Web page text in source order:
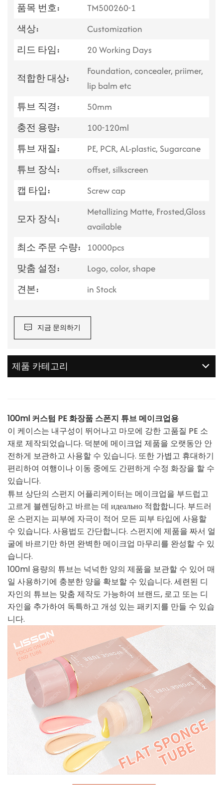
품목 번호:
TM500260-1
색상:
Customization
리드 타임:
20 Working Days
적합한 대상:
Foundation, concealer, priimer,
lip balm etc
튜브 직경:
50mm
충전 용량:
100-120ml
튜브 재질:
PE, PCR, AL-plastic, Sugarcane
튜브 장식:
offset, silkscreen
캡 타입:
Screw cap
모자 장식:
Metallizing Matte, Frosted,Gloss
available
최소 주문 수량:
10000pcs
맞춤 설정:
Logo, color, shape
견본:
in Stock
지금 문의하기
제품 카테고리
100ml 커스텀 PE 화장품 스폰지 튜브 메이크업용
이 케이스는 내구성이 뛰어나고 마모에 강한 고품질 PE 소
재로 제작되었습니다. 덕분에 메이크업 제품을 오랫동안 안
전하게 보관하고 사용할 수 있습니다. 또한 가볍고 휴대하기
편리하여 여행이나 이동 중에도 간편하게 수정 화장을 할 수
있습니다.
튜브 상단의 스펀지 어플리케이터는 메이크업을 부드럽고
고르게 블렌딩하고 바르는 데 идеально 적합합니다. 부드러
운 스펀지는 피부에 자극이 적어 모든 피부 타입에 사용할
수 있습니다. 사용법도 간단합니다. 스펀지에 제품을 짜서 얼
굴에 바르기만 하면 완벽한 메이크업 마무리를 완성할 수 있
습니다.
100ml 용량의 튜브는 넉넉한 양의 제품을 보관할 수 있어 매
일 사용하기에 충분한 양을 확보할 수 있습니다. 세련된 디
자인의 튜브는 맞춤 제작도 가능하여 브랜드, 로고 또는 디
자인을 추가하여 독특하고 개성 있는 패키지를 만들 수 있습
니다.